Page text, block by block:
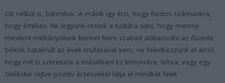
Ok nélkül is, bármikor. A másik így érzi, hogy fontos számunkra,
hogy értékes. Ne legyünk restek a tudtára adni, hogy mennyi
mindent méltányolunk benne! Nem szabad alábecsülni az őszinte
bókok hatalmát az évek múlásával sem, ne feledkezzünk el arról,
hogy mit is szeretünk a másikban! Ez kimondva, leírva, vagy egy
ölelésbe rejtve pozitív érzésekkel látja el mindkét felet.